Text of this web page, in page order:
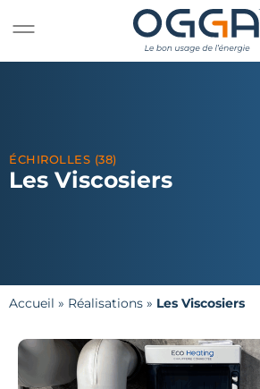
ÉCHIROLLES (38)
Les Viscosiers
Accueil » Réalisations » Les Viscosiers